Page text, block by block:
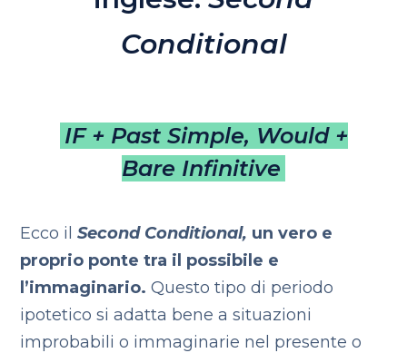
Conditional
IF + Past Simple, Would +
Bare Infinitive
Ecco ilSecond Conditional, un vero e
proprio ponte tra il possibile e
l’immaginario.Questo tipo di periodo
ipotetico si adatta bene a situazioni
improbabili o immaginarie nel presente o